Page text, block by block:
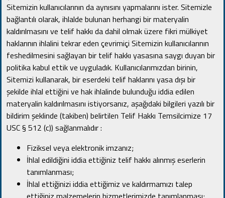
Sitemizin kullanıcılarının da aynısını yapmalarını ister. Sitemizle
bağlantılı olarak, ihlalde bulunan herhangi bir materyalin
kaldırılmasını ve telif hakkı da dahil olmak üzere fikri mülkiyet
haklarının ihlalini tekrar eden çevrimiçi Sitemizin kullanıcılarının
feshedilmesini sağlayan bir telif hakkı yasasına saygı duyan bir
politika kabul ettik ve uyguladık. Kullanıcılarımızdan birinin,
Sitemizi kullanarak, bir eserdeki telif haklarını yasa dışı bir
şekilde ihlal ettiğini ve hak ihlalinde bulunduğu iddia edilen
materyalin kaldırılmasını istiyorsanız, aşağıdaki bilgileri yazılı bir
bildirim şeklinde (takiben) belirtilen Telif Hakkı Temsilcimize 17
USC § 512 (c)) sağlanmalıdır :
Fiziksel veya elektronik imzanız;
İhlal edildiğini iddia ettiğiniz telif hakkı alınmış eserlerin
tanımlanması;
İhlal ettiğinizi iddia ettiğimiz ve kaldırmamızı talep